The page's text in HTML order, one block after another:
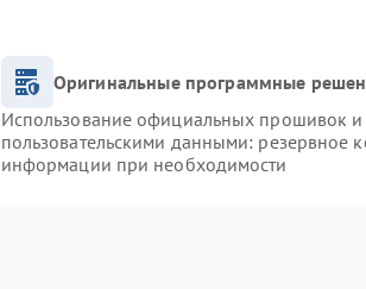
Оригинальные программные
Использование официальных прошивок и
пользовательскими данными: резервное
информации при необходимости